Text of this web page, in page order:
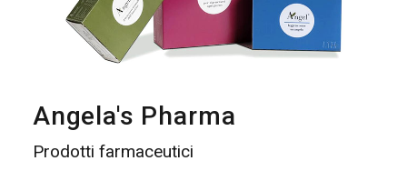
Angela's Pharma
Prodotti farmaceutici